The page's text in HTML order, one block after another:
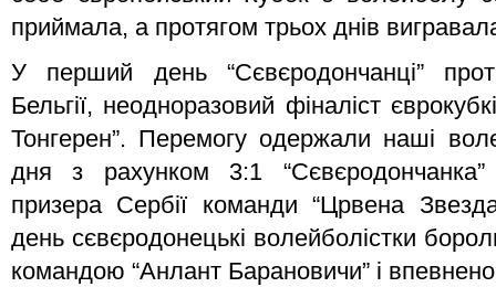
приймала, а протягом трьох днів
У перший день “Сєвєродончанці”
Бельгії, неодноразовий фіналіст
Тонгерен”. Перемогу одержали наші
дня з рахунком 3:1
призера Сербії команди “Црвена
день сєвєродонецькі волейболістки
командою “Анлант Барановичи” і